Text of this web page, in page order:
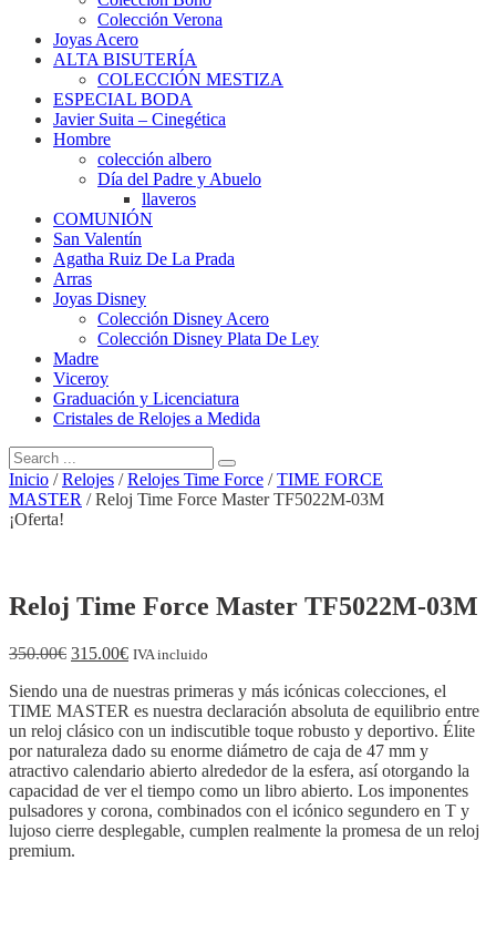
Colección Verona
Joyas Acero
ALTA BISUTERÍA
COLECCIÓN MESTIZA
ESPECIAL BODA
Javier Suita – Cinegética
Hombre
colección albero
Día del Padre y Abuelo
llaveros
COMUNIÓN
San Valentín
Agatha Ruiz De La Prada
Arras
Joyas Disney
Colección Disney Acero
Colección Disney Plata De Ley
Madre
Viceroy
Graduación y Licenciatura
Cristales de Relojes a Medida
Inicio /Relojes /Relojes Time Force /TIME FORCE
MASTER / Reloj Time Force Master TF5022M-03M
¡Oferta!
Reloj Time Force Master TF5022M-03M
350.00€ El
original
era:
350.00€.
315.00€El
actual
es:
315.00€.
IVA incluido
Siendo una de nuestras primeras y más icónicas colecciones, el
TIME MASTER es nuestra declaración absoluta de equilibrio entre
un reloj clásico con un indiscutible toque robusto y deportivo. Élite
por naturaleza dado su enorme diámetro de caja de 47 mm y
atractivo calendario abierto alrededor de la esfera, así otorgando la
capacidad de ver el tiempo como un libro abierto. Los imponentes
pulsadores y corona, combinados con el icónico segundero en T y
lujoso cierre desplegable, cumplen realmente la promesa de un reloj
premium.